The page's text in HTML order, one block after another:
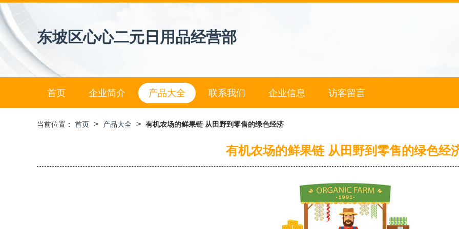
东坡区心心二元日用品经营部
首页 企业简介 产品大全 联系我们 企业信息 访客留言
当前位置： 首页 > 产品大全 > 有机农场的鲜果链 从田野到零售的绿色经济
有机农场的鲜果链 从田野到零售的绿色经